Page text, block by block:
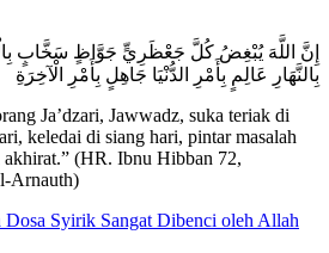
إِنَّ اللَّهَ يُبْغِضُ كُلَّ جَعْظَرِيٍّ جَوَّاظٍ سَخَّابٍ
بِالنَّهَارِ عَالِمٍ بِأَمْرِ الدُّنْيَا جَاهِلٍ بِأَمْرِ الْآخِرَةِ
Ja’dzari, Jawwadz, suka teriak di
keledai di siang hari, pintar masalah
akhirat.” (HR. Ibnu Hibban 72,
Arnauth)
Dosa Syirik Sangat Dibenci oleh Allah